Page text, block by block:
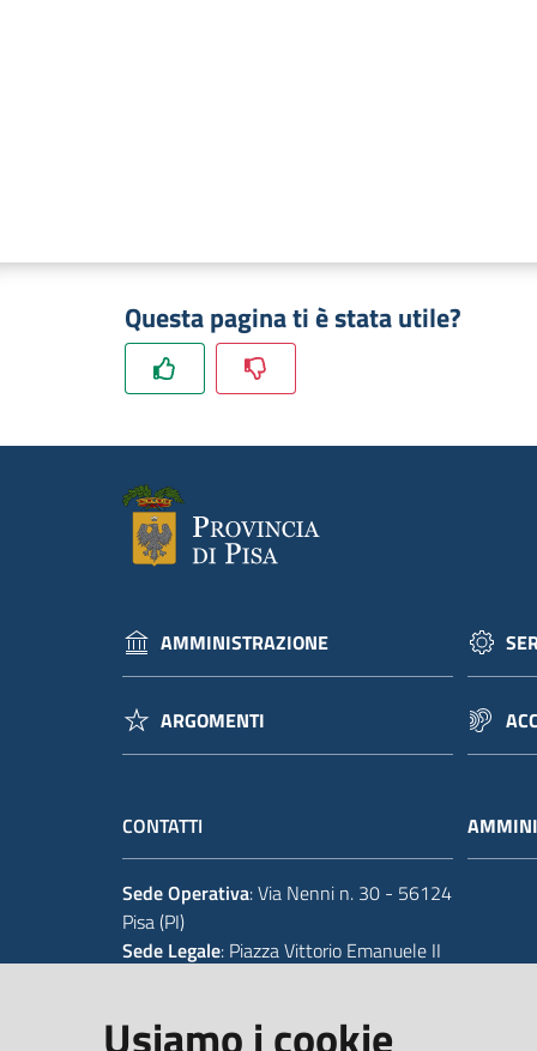
Questa pagina ti è stata utile?
AMMINISTRAZIONE
ARGOMENTI
CONTATTI
Sede Operativa: Via Nenni n. 30 - 56124
Pisa (PI)
Sede Legale: Piazza Vittorio Emanuele II
Tel.+39 050 929111